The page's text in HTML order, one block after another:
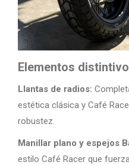
Elementos
Llantas de radios:
estética clásica y Café
robustez.
Manillar plano y espejos
estilo Café Racer que